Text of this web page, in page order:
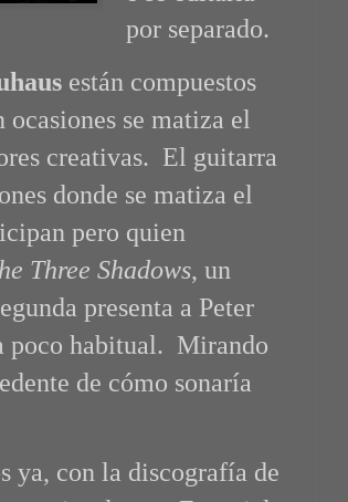
por separado.
están compuestos
se matiza el
creativas. El guitarra
donde se matiza el
pero quien
Three Shadows, un
presenta a Peter
poco habitual. Mirando
de cómo sonaría
ya, con la discografía de